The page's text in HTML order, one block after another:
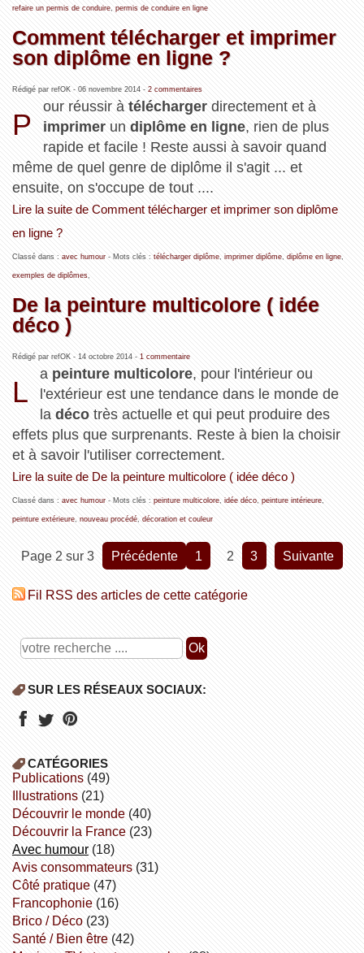
refaire un permis de conduire, permis de conduire en ligne
Comment télécharger et imprimer
son diplôme en ligne ?
Rédigé par refOK - 06 novembre 2014- 2 commentaires
P
our réussir àtélécharger directement et à
imprimer undiplôme en ligne, rien de plus
rapide et facile ! Reste aussi à savoir quand
même de quel genre de diplôme il s'agit ... et
ensuite, on s'occupe de tout ....
Lire la suite de Comment télécharger et imprimer son diplôme
en ligne ?
Classé dans : avec humour- Mots clés : télécharger diplôme, imprimer diplôme, diplôme en ligne,
exemples de diplômes,
De la peinture multicolore ( idée
déco )
Rédigé par refOK - 14 octobre 2014- 1 commentaire
L
a peinture multicolore, pour l'intérieur ou
l'extérieur est une tendance dans le monde de
ladéco très actuelle et qui peut produire des
effets plus que surprenants. Reste à bien la choisir
et à savoir l'utiliser correctement.
Lire la suite de De la peinture multicolore ( idée déco )
Classé dans : avec humour- Mots clés : peinture multicolore, idée déco, peinture intérieure,
peinture extérieure, nouveau procédé, décoration et couleur
Page 2 sur 3 précédente 1 2 3 suivante
Fil RSS des articles de cette catégorie
SUR LES RÉSEAUX SOCIAUX:
CATÉGORIES
publications(49)
illustrations(21)
découvrir le monde(40)
découvrir la France(23)
avec humour(18)
avis consommateurs(31)
côté pratique(47)
Francophonie(16)
Brico / Déco(23)
Santé / Bien être(42)